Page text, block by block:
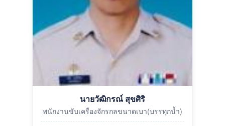
นายวัฒิกรณ์ สุขศิริ
พนักงานขับเครื่องจักรกลขนาดเบา(บรรทุกน้ำ)